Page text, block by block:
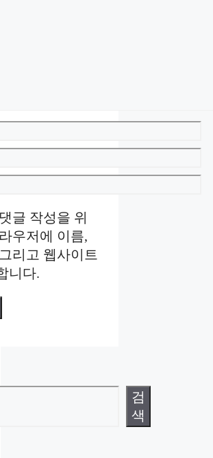
글 작성을 위
우저에 이름,
리고 웹사이트
니다.
검
색